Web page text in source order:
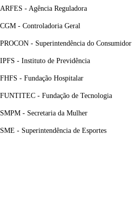
ARFES - Agência Reguladora
CGM - Controladoria Geral
PROCON - Superintendência do Consumidor
IPFS - Instituto de Previdência
FHFS - Fundação Hospitalar
FUNTITEC - Fundação de Tecnologia
SMPM - Secretaria da Mulher
SME - Superintendência de Esportes